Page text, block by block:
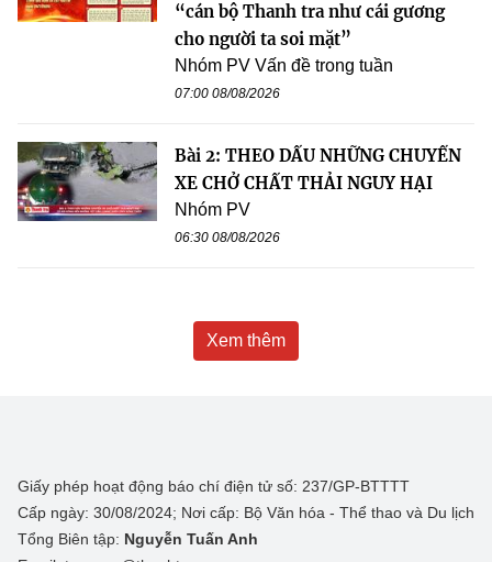
“cán bộ Thanh tra như cái gương
cho người ta soi mặt”
Nhóm PV Vấn đề trong tuần
07:00 08/08/2026
Bài 2: THEO DẤU NHỮNG CHUYẾN
XE CHỞ CHẤT THẢI NGUY HẠI
Nhóm PV
06:30 08/08/2026
Xem thêm
Giấy phép hoạt động báo chí điện tử số: 237/GP-BTTTT
Cấp ngày: 30/08/2024; Nơi cấp: Bộ Văn hóa - Thể thao và Du lịch
Tổng Biên tập: Nguyễn Tuấn Anh